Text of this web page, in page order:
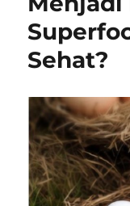
Sehat?